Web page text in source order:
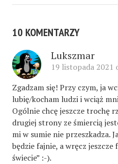
10 KOMENTARZY
Lukszmar
19 listopada 2021
Zgadzam się! Przy czym, ja
lubię/kocham ludzi i wciąż
Ogólnie chcę jeszcze trochę
drugiej strony ze śmiercią
mi w sumie nie przeszkadza.
będzie fajnie, a wręcz jeszcze
świecie” :-).